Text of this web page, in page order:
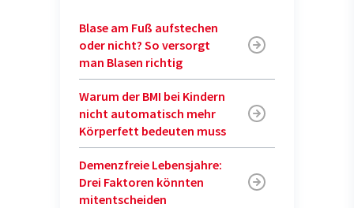
Blase am Fuß aufstechen
oder nicht? So versorgt
man Blasen richtig
Warum der BMI bei Kindern
nicht automatisch mehr
Körperfett bedeuten muss
Demenzfreie Lebensjahre:
Drei Faktoren könnten
mitentscheiden